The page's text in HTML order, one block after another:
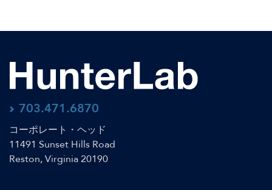
703.471.6870
コーポレート・ヘッド
11491 Sunset Hills Road
Reston, Virginia 20190